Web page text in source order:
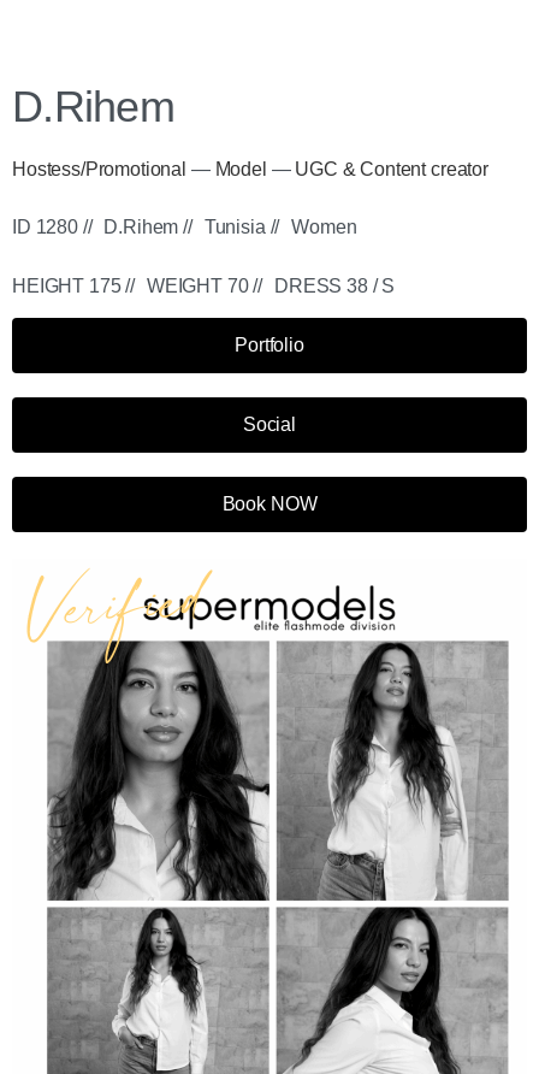
D.Rihem
Hostess/Promotional — Model — UGC & Content creator
ID 1280 // D.Rihem // Tunisia // Women
HEIGHT 175 // WEIGHT 70 // DRESS 38 / S
Portfolio
Social
Book NOW